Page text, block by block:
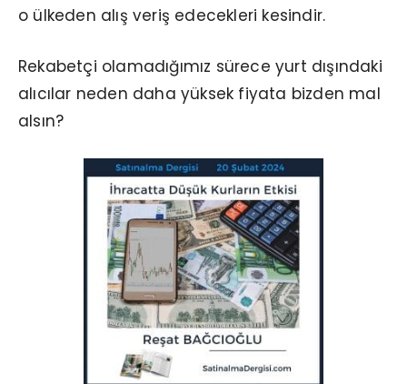
o ülkeden alış veriş edecekleri kesindir.
Rekabetçi olamadığımız sürece yurt dışındaki
alıcılar neden daha yüksek fiyata bizden mal
alsın?